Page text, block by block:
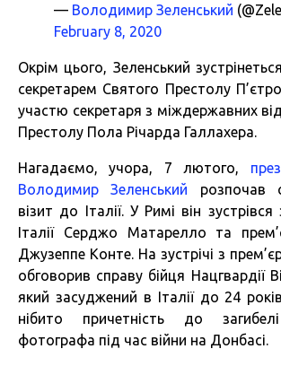
— Володимир Зеленський
February 8, 2020
Окрім цього, Зеленський
секретарем Святого Престолу
участю секретаря з міждержавних
Престолу Пола Річарда Галлахера.
Нагадаємо, учора, 7 лютого,
Володимир Зеленський розпочав
візит до Італії. У Римі він
Італії Серджо Матарелло та
Джузеппе Конте. На зустрічі з
обговорив справу бійця Нацгвардії
який засуджений в Італії до 24
нібито причетність до загибелі
фотографа під час війни на Донбасі.